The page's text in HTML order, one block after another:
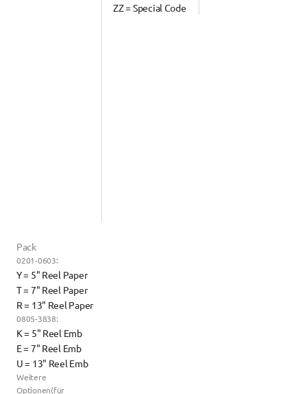
ZZ = Special Code
Pack
0201-0603:
Y = 5" Reel Paper
T = 7" Reel Paper
R = 13" Reel Paper
0805-3838:
K = 5" Reel Emb
E = 7" Reel Emb
U = 13" Reel Emb
Weitere
Optionen(für